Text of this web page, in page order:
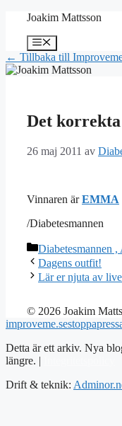
Hoppa
innehåll
Joakim Mattsson
Meny
← Tillbaka till
Det
26 maj 2011 av
Vinnaren ärEMMA
/Diabetesmannen
Kategorier
Diabetesmannen
Dagens outfit!
Lär er njuta av
© 2026 Joakim
improveme.se
Detta är ett arkiv. Nya
längre. |
Drift & teknik: